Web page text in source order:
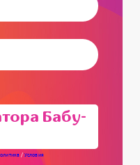
Бабу-
/Условия